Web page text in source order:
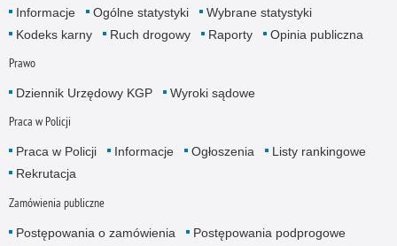
Informacje Ogólne statystyki
Wybrane statystyki
Kodeks karny
Ruch drogowy Raporty Opinia publiczna
Prawo
Dziennik Urzędowy KGP Wyroki sądowe
Praca w Policji
Praca w Policji Informacje Ogłoszenia
Listy rankingowe
Rekrutacja
Zamówienia publiczne
Postępowania o zamówienia
Postępowania podprogowe